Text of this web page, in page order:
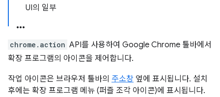
UI의 일부
chrome.action API를 사용하여 Google Chrome 툴바에서
확장 프로그램의 아이콘을 제어합니다.
작업 아이콘은 브라우저 툴바의 주소창 옆에 표시됩니다. 설치
후에는 확장 프로그램 메뉴 (퍼즐 조각 아이콘)에 표시됩니다.